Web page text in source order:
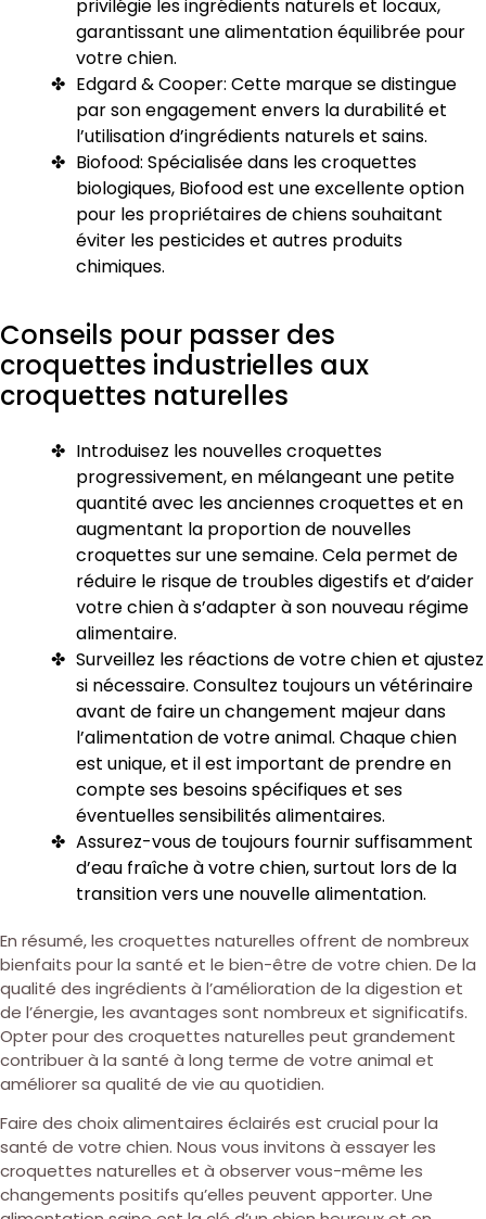
privilégie les ingrédients naturels et locaux,
garantissant une alimentation équilibrée pour
votre chien.
Edgard & Cooper: Cette marque se distingue
par son engagement envers la durabilité et
l’utilisation d’ingrédients naturels et sains.
Biofood: Spécialisée dans les croquettes
biologiques, Biofood est une excellente option
pour les propriétaires de chiens souhaitant
éviter les pesticides et autres produits
chimiques.
Conseils pour passer des
croquettes industrielles aux
croquettes naturelles
Introduisez les nouvelles croquettes
progressivement, en mélangeant une petite
quantité avec les anciennes croquettes et en
augmentant la proportion de nouvelles
croquettes sur une semaine. Cela permet de
réduire le risque de troubles digestifs et d’aider
votre chien à s’adapter à son nouveau régime
alimentaire.
Surveillez les réactions de votre chien et ajustez
si nécessaire. Consultez toujours un vétérinaire
avant de faire un changement majeur dans
l’alimentation de votre animal. Chaque chien
est unique, et il est important de prendre en
compte ses besoins spécifiques et ses
éventuelles sensibilités alimentaires.
Assurez-vous de toujours fournir suffisamment
d’eau fraîche à votre chien, surtout lors de la
transition vers une nouvelle alimentation.
En résumé, les croquettes naturelles offrent de nombreux
bienfaits pour la santé et le bien-être de votre chien. De la
qualité des ingrédients à l’amélioration de la digestion et
de l’énergie, les avantages sont nombreux et significatifs.
Opter pour des croquettes naturelles peut grandement
contribuer à la santé à long terme de votre animal et
améliorer sa qualité de vie au quotidien.
Faire des choix alimentaires éclairés est crucial pour la
santé de votre chien. Nous vous invitons à essayer les
croquettes naturelles et à observer vous-même les
changements positifs qu’elles peuvent apporter. Une